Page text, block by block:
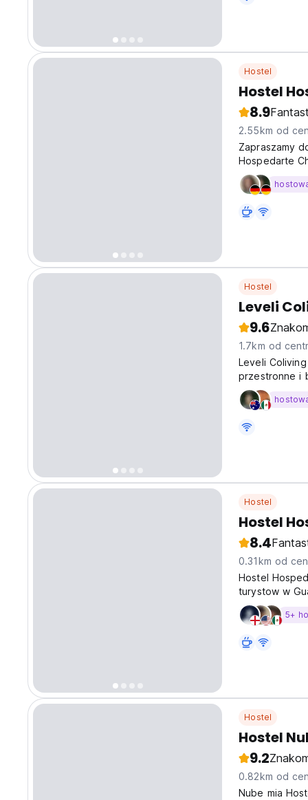
Hostel
Hostel
8.9
2.55km od
Zapraszamy
Hospedarte
Najgorętsze
spaceru.
Hostel
Leveli
9.6
1.7km od
Leveli
przestronne i
1GG Optic
Hostel
Hostel
8.4
0.31km od
Hostel
turystow w
najlepszego
naszej
5+
Hostel
Hostel
9.2
0.82km od
Nube mia